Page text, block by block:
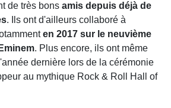
de très bons amis depuis déjà de
. Ils ont d'ailleurs collaboré à
en 2017 sur le neuvième
. Plus encore, ils ont même
dernière lors de la cérémonie
au mythique Rock & Roll Hall of